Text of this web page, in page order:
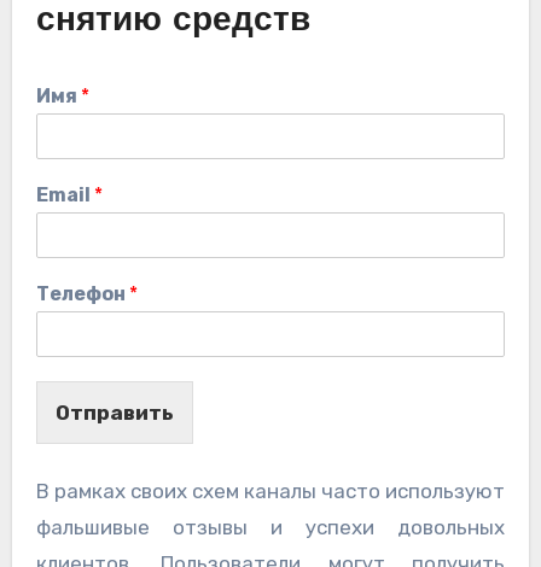
снятию средств
Имя *
Email *
Телефон *
Отправить
В рамках своих схем каналы часто используют
фальшивые отзывы и успехи довольных